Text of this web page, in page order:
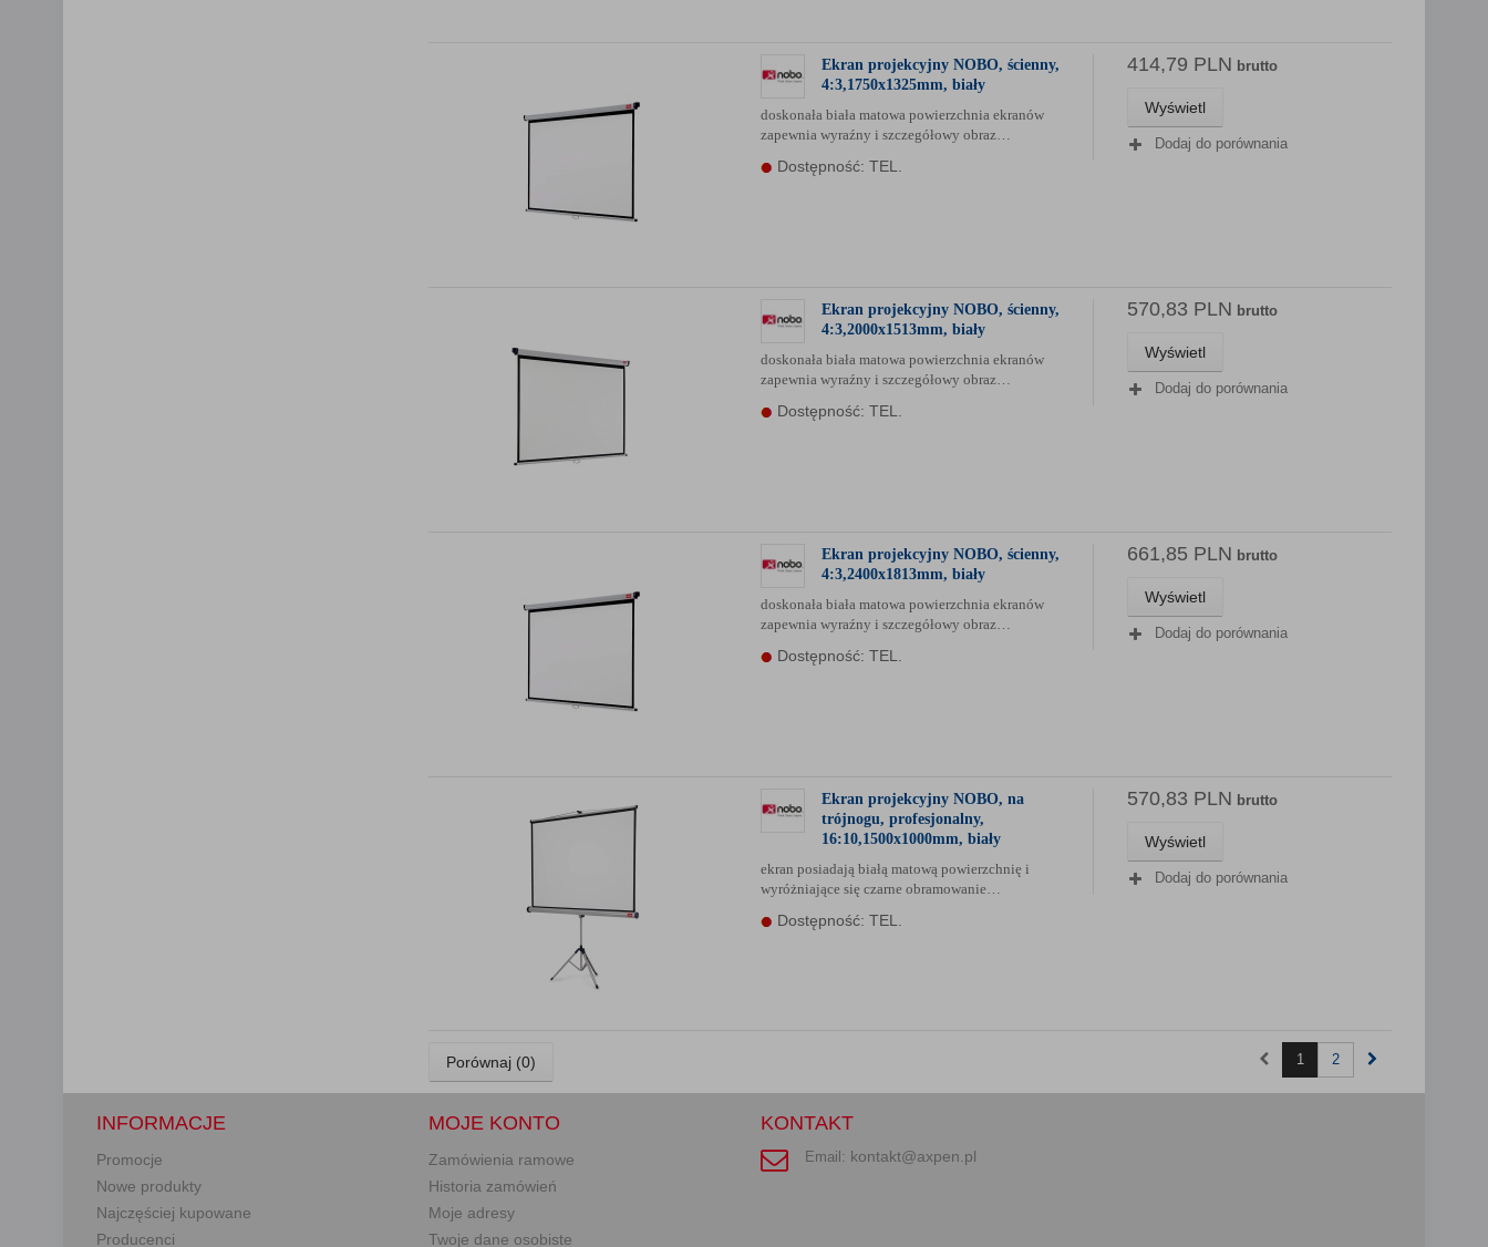
Ekran projekcyjny NOBO, ścienny,
4:3,1750x1325mm, biały
doskonała biała matowa powierzchnia ekranów
zapewnia wyraźny i szczegółowy obraz…
Dostępność: TEL.
414,79 PLN brutto
Wyświetl
Dodaj do porównania
Ekran projekcyjny NOBO, ścienny,
4:3,2000x1513mm, biały
doskonała biała matowa powierzchnia ekranów
zapewnia wyraźny i szczegółowy obraz…
Dostępność: TEL.
570,83 PLN brutto
Wyświetl
Dodaj do porównania
Ekran projekcyjny NOBO, ścienny,
4:3,2400x1813mm, biały
doskonała biała matowa powierzchnia ekranów
zapewnia wyraźny i szczegółowy obraz…
Dostępność: TEL.
661,85 PLN brutto
Wyświetl
Dodaj do porównania
Ekran projekcyjny NOBO, na
trójnogu, profesjonalny,
16:10,1500x1000mm, biały
ekran posiadają białą matową powierzchnię i
wyróżniające się czarne obramowanie…
Dostępność: TEL.
570,83 PLN brutto
Wyświetl
Dodaj do porównania
Porównaj (0) 1 2
INFORMACJE
Promocje
Nowe produkty
Najczęściej kupowane
Producenci
MOJE KONTO
Zamówienia ramowe
Historia zamówień
Moje adresy
Twoje dane osobiste
KONTAKT
Email: kontakt@axpen.pl